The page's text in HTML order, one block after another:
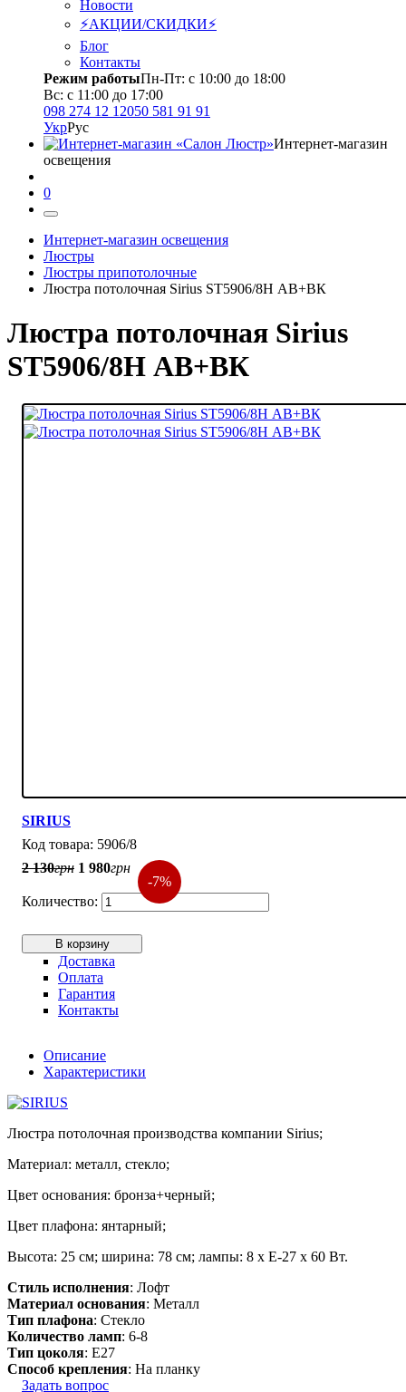
Новости
⚡АКЦИИ/СКИДКИ⚡
Блог
Контакты
Режим работыПн-Пт: с 10:00 до 18:00
Вс: с 11:00 до 17:00
098 274 12 12050 581 91 91
УкрРус
Интернет-магазин
освещения
0
Интернет-магазин освещения
Люстры
Люстры припотолочные
Люстра потолочная Sirius ST5906/8H АВ+ВК
Люстра потолочная Sirius
ST5906/8H АВ+ВК
SIRIUS
5906/8
-7%
2 130грн 1 980грн
В корзину
Доставка
Оплата
Гарантия
Контакты
Описание
Характеристики
Люстра потолочная производства компании Sirius;
Материал: металл, стекло;
Цвет основания: бронза+черный;
Цвет плафона: янтарный;
Высота: 25 см; ширина: 78 см; лампы: 8 х Е-27 х 60 Вт.
Стиль исполнения: Лофт
Материал основания: Металл
Тип плафона: Стекло
Количество ламп: 6-8
Тип цоколя: E27
Способ крепления: На планку
Задать вопрос